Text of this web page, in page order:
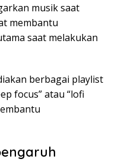
musik saat
membantu
saat melakukan
berbagai playlist
focus” atau “lofi